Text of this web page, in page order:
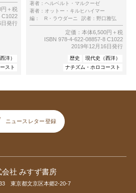
＋税
C1022
日発行
洋）
スト
著者： ヘルベルト・マルクーゼ
著者： オットー・キルヒハイマー
編：
R・ラウダーニ 訳者： 野口雅弘
定価：本体6,500円＋税
ISBN 978-4-622-08857-8 C1022
2019年12月16日発行
歴史
現代史（西洋）
ナチズム・ホロコースト
ニュースレター登録
会社 みすず書房
東京都文京区本郷2-20-7